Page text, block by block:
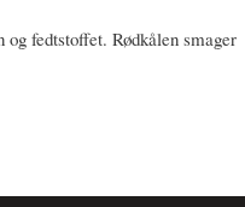
fedtstoffet. Rødkålen smager